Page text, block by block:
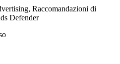
Raccomandazioni di
Defender